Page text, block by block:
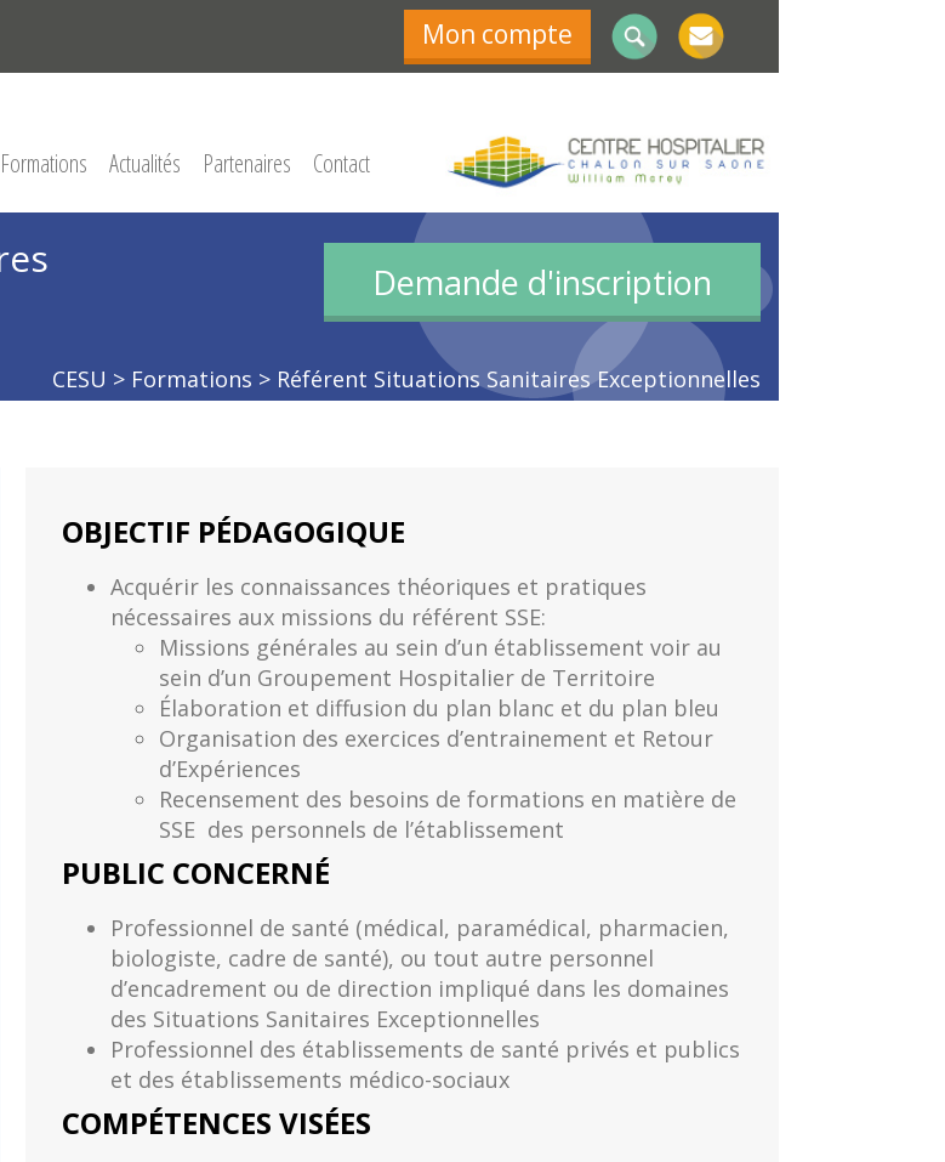
Mon compte
Formations Actualités Partenaires Contact
Demande d'inscription
CESU > Formations > Référent Situations Sanitaires Exceptionnelles
OBJECTIF PÉDAGOGIQUE
Acquérir les connaissances théoriques et pratiques
nécessaires aux missions du référent SSE:
Missions générales au sein d’un établissement voir au
sein d’un Groupement Hospitalier de Territoire
Élaboration et diffusion du plan blanc et du plan bleu
Organisation des exercices d’entrainement et Retour
d’Expériences
Recensement des besoins de formations en matière de
SSE des personnels de l’établissement
PUBLIC CONCERNÉ
Professionnel de santé (médical, paramédical, pharmacien,
biologiste, cadre de santé), ou tout autre personnel
d’encadrement ou de direction impliqué dans les domaines
des Situations Sanitaires Exceptionnelles
Professionnel des établissements de santé privés et publics
et des établissements médico-sociaux
COMPÉTENCES VISÉES